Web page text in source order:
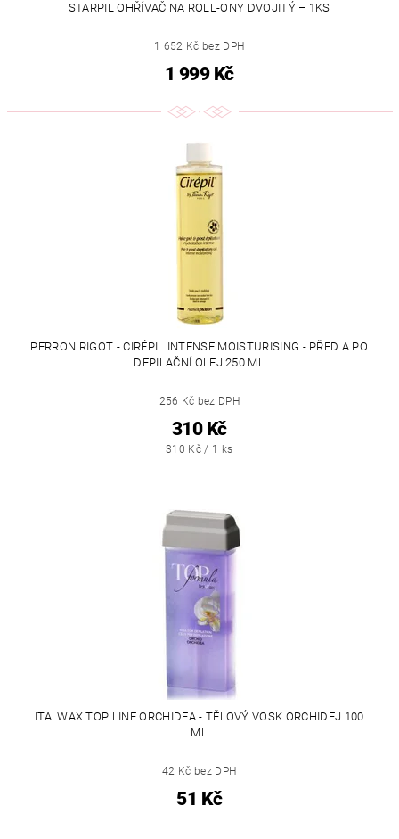
STARPIL OHŘÍVAČ NA ROLL-ONY DVOJITÝ – 1KS
1 652 Kč bez DPH
1 999 Kč
PERRON RIGOT - CIRÉPIL INTENSE MOISTURISING - PŘED A PO
DEPILAČNÍ OLEJ 250 ML
256 Kč bez DPH
310 Kč
310 Kč / 1 ks
ITALWAX TOP LINE ORCHIDEA - TĚLOVÝ VOSK ORCHIDEJ 100
ML
42 Kč bez DPH
51 Kč